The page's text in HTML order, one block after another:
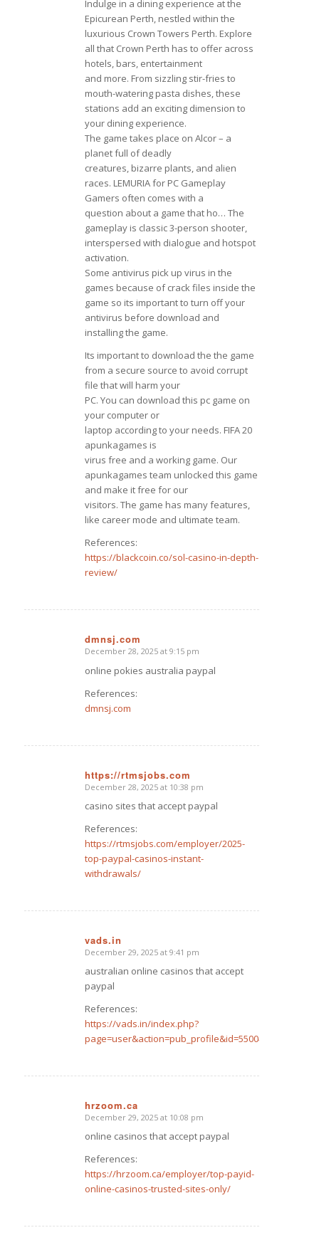
Indulge in a dining experience at the
Epicurean Perth, nestled within the
luxurious Crown Towers Perth. Explore
all that Crown Perth has to offer across
hotels, bars, entertainment
and more. From sizzling stir-fries to
mouth-watering pasta dishes, these
stations add an exciting dimension to
your dining experience.
The game takes place on Alcor – a
planet full of deadly
creatures, bizarre plants, and alien
races. LEMURIA for PC Gameplay
Gamers often comes with a
question about a game that ho… The
gameplay is classic 3-person shooter,
interspersed with dialogue and hotspot
activation.
Some antivirus pick up virus in the
games because of crack files inside the
game so its important to turn off your
antivirus before download and
installing the game.
Its important to download the the game
from a secure source to avoid corrupt
file that will harm your
PC. You can download this pc game on
your computer or
laptop according to your needs. FIFA 20
apunkagames is
virus free and a working game. Our
apunkagames team unlocked this game
and make it free for our
visitors. The game has many features,
like career mode and ultimate team.
References:
https://blackcoin.co/sol-casino-in-depth-
review/
dmnsj.com
says:
December 28, 2025 at 9:15 pm
online pokies australia paypal
References:
dmnsj.com
https://rtmsjobs.com
says:
December 28, 2025 at 10:38 pm
casino sites that accept paypal
References:
https://rtmsjobs.com/employer/2025-
top-paypal-casinos-instant-
withdrawals/
vads.in
says:
December 29, 2025 at 9:41 pm
australian online casinos that accept
paypal
References:
https://vads.in/index.php?
page=user&action=pub_profile&id=550048
hrzoom.ca
says:
December 29, 2025 at 10:08 pm
online casinos that accept paypal
References:
https://hrzoom.ca/employer/top-payid-
online-casinos-trusted-sites-only/